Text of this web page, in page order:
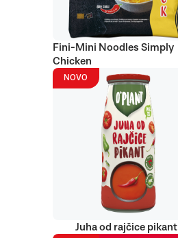
Fini-Mini Noodles Simply
Chicken
NOVO
Juha od rajčice pikant